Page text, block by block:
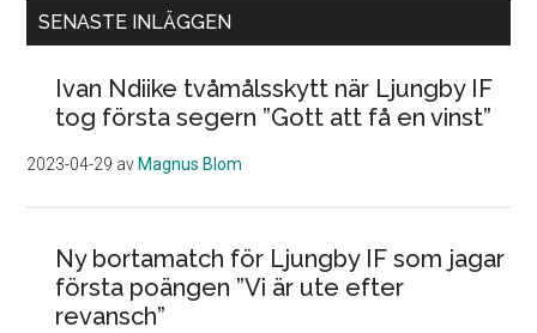
SENASTE INLÄGGEN
Ivan Ndiike tvåmålsskytt när Ljungby IF
tog första segern ”Gott att få en vinst”
2023-04-29 av Magnus Blom
Ny bortamatch för Ljungby IF som jagar
första poängen ”Vi är ute efter
revansch”